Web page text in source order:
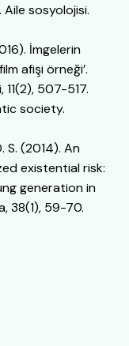
Aile sosyolojisi.
İmgelerin
afişi örneği’.
507-517.
society.
S. (2014). An
existential risk:
generation in
38(1), 59-70.